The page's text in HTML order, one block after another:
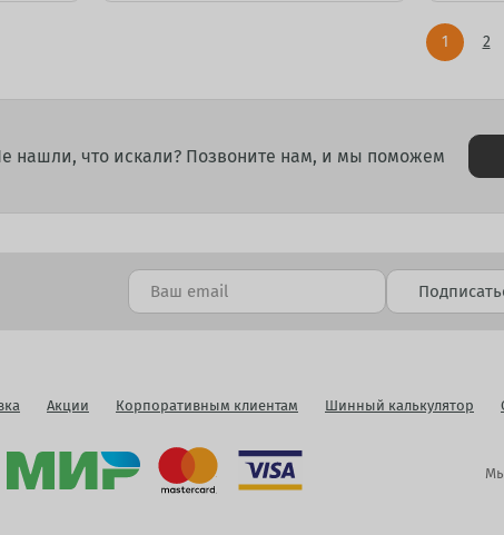
1 2
нашли, что искали? Позвоните нам, и мы поможем
Акции Корпоративным клиентам Шинный калькулятор